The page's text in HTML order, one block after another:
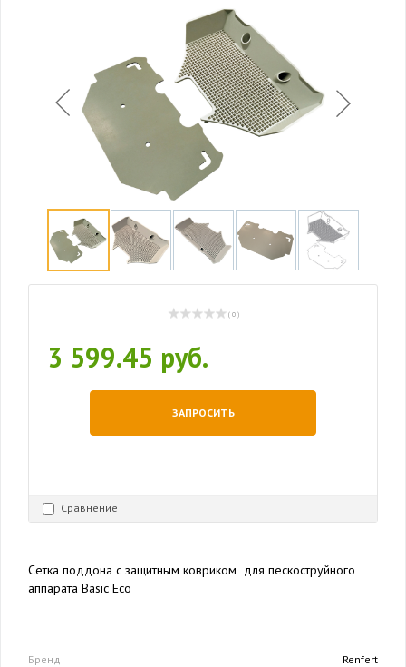
( 0 )
3 599.45 руб.
ЗАПРОСИТЬ
Сравнение
Сетка поддона с защитным ковриком для пескоструйного
аппарата Basic Eco
Бренд
Renfert